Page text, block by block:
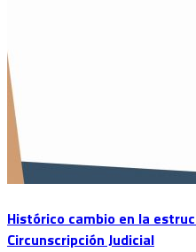
Histórico cambio en la
Circunscripción Judicial